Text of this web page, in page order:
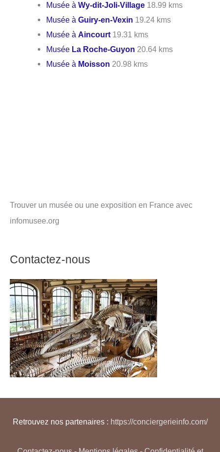
Musée àWy-dit-Joli-Village 18.99 kms
Musée àGuiry-en-Vexin 19.24 kms
Musée àAincourt 19.31 kms
Musée La Roche-Guyon 20.64 kms
Musée à Moisson 20.98 kms
Trouver un musée ou une exposition en France avec
infomusee.org
Contactez-nous
Retrouvez nos partenaires : https://conciergerieinfo.com/